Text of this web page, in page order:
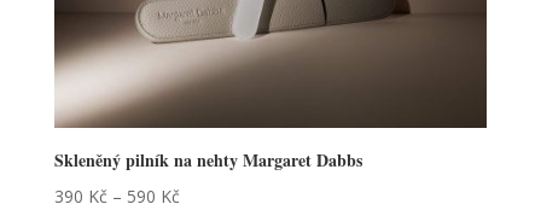
Skleněný pilník na nehty Margaret Dabbs
390 Kč – 590 Kč